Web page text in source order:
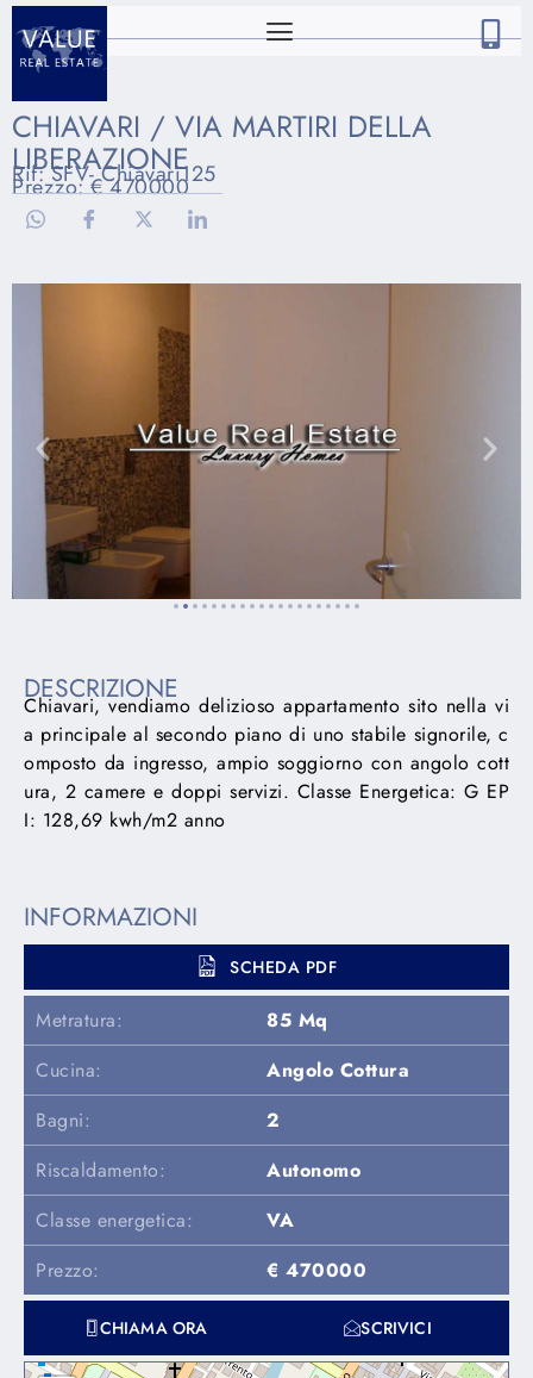
CHIAVARI / VIA MARTIRI DELLA
LIBERAZIONE
Rif: SFV- Chiavari125
Prezzo: € 470000
DESCRIZIONE
Chiavari, vendiamo delizioso appartamento sito nella vi
a principale al secondo piano di uno stabile signorile, c
omposto da ingresso, ampio soggiorno con angolo cott
ura, 2 camere e doppi servizi. Classe Energetica: G EP
I: 128,69 kwh/m2 anno
INFORMAZIONI
SCHEDA PDF
Metratura:
85 Mq
Cucina:
Angolo Cottura
Bagni:
2
Riscaldamento:
Autonomo
Classe energetica:
VA
Prezzo:
€ 470000
CHIAMA ORA SCRIVICI